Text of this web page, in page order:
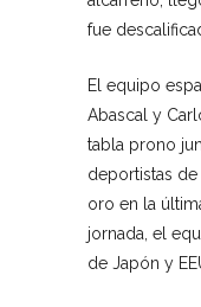
fue
El equipo
Abascal y
tabla prono
deportistas
oro en la
jornada, el
de Japón y